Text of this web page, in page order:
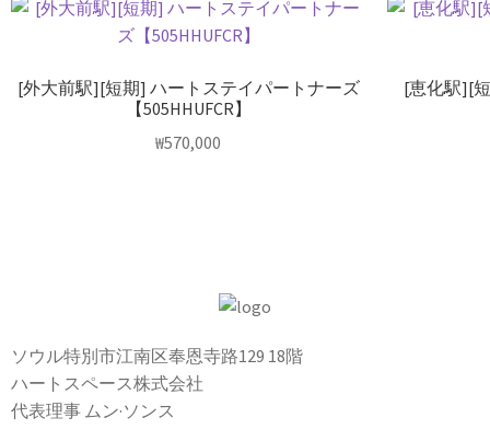
[外大前駅][短期] ハートステイパートナーズ
【505HHUFCR】
₩570,000
[恵化駅][
ソウル特別市江南区奉恩寺路129 18階
ハートスペース株式会社
代表理事 ムン·ソンス